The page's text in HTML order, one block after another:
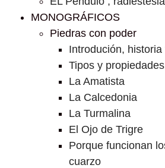
MONOGRÁFICOS
Piedras con poder
Introdución,
Tipos y
La Amatista
La Calcedonia
La Turmalina
El Ojo de Trigre
Porque funcionan
cuarzo